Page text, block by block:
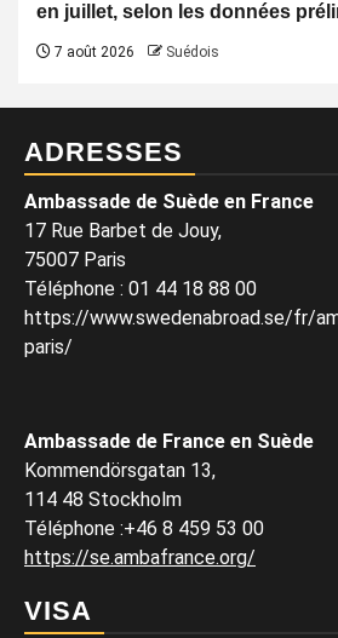
en juillet, selon les données
7 août 2026 Suédois
ADRESSES
Ambassade de Suède en France
17 Rue Barbet de Jouy,
75007 Paris
Téléphone : 01 44 18 88 00
https://www.swedenabroad.se/fr/
paris/
Ambassade de France en Suède
Kommendörsgatan 13,
114 48 Stockholm
Téléphone :+46 8 459 53 00
https://se.ambafrance.org/
VISA